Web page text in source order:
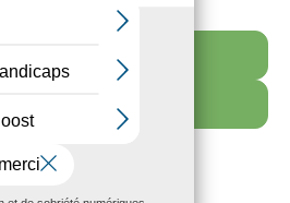
préférences
CONFORME
DE COOKIES (UE)